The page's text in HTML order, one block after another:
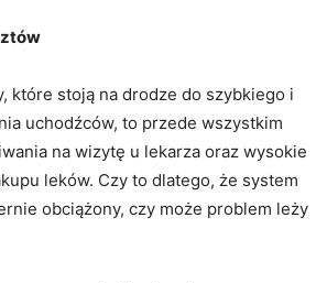
które stoją na drodze do szybkiego i
uchodźców, to przede wszystkim
na wizytę u lekarza oraz wysokie
leków. Czy to dlatego, że system
obciążony, czy może problem leży